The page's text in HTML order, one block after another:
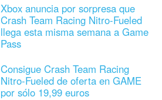
Xbox anuncia por sorpresa que
Crash Team Racing Nitro-Fueled
llega esta misma semana a Game
Pass
Consigue Crash Team Racing
Nitro-Fueled de oferta en GAME
por sólo 19,99 euros